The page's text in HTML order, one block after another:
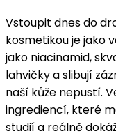
Vstoupit dnes do
kosmetikou je jako
jako niacinamid,
lahvičky a slibují
naší kůže nepustí.
ingrediencí, které
studií a reálně